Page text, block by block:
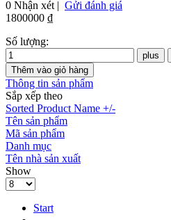
0 Nhận xét | Gửi đánh giá
1800000 ₫
Số lượng:
Thông tin sản phẩm
Sắp xếp theo
Sorted Product Name +/-
Tên sản phẩm
Mã sản phẩm
Danh mục
Tên nhà sản xuất
Show
Start